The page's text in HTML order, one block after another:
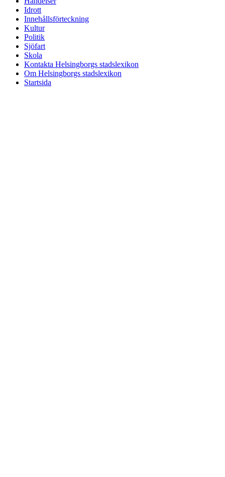
Idrott
Innehållsförteckning
Kultur
Politik
Sjöfart
Skola
Kontakta Helsingborgs stadslexikon
Om Helsingborgs stadslexikon
Startsida